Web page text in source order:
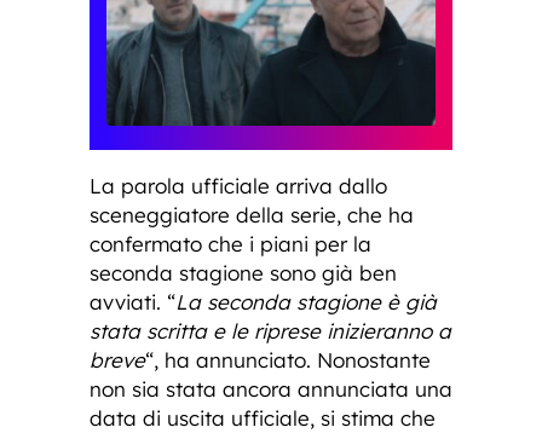
La parola ufficiale arriva dallo
sceneggiatore della serie, che ha
confermato che i piani per la
seconda stagione sono già ben
avviati. “La seconda stagione è già
stata scritta e le riprese inizieranno a
breve“, ha annunciato. Nonostante
non sia stata ancora annunciata una
data di uscita ufficiale, si stima che